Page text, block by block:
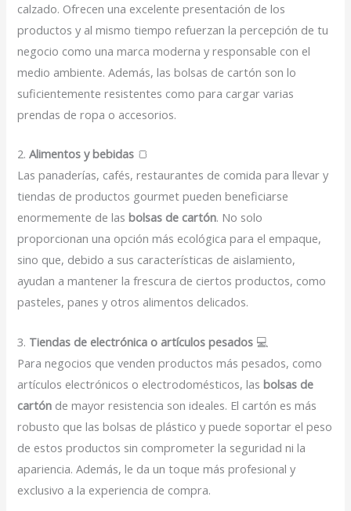
calzado. Ofrecen una excelente presentación de los
productos y al mismo tiempo refuerzan la percepción de tu
negocio como una marca moderna y responsable con el
medio ambiente. Además, las bolsas de cartón son lo
suficientemente resistentes como para cargar varias
prendas de ropa o accesorios.
2.Alimentos y bebidas 🍞
Las panaderías, cafés, restaurantes de comida para llevar y
tiendas de productos gourmet pueden beneficiarse
enormemente de lasbolsas de cartón. No solo
proporcionan una opción más ecológica para el empaque,
sino que, debido a sus características de aislamiento,
ayudan a mantener la frescura de ciertos productos, como
pasteles, panes y otros alimentos delicados.
3. Tiendas de electrónica o artículos pesados 💻
Para negocios que venden productos más pesados, como
artículos electrónicos o electrodomésticos, lasbolsas de
cartón de mayor resistencia son ideales. El cartón es más
robusto que las bolsas de plástico y puede soportar el peso
de estos productos sin comprometer la seguridad ni la
apariencia. Además, le da un toque más profesional y
exclusivo a la experiencia de compra.